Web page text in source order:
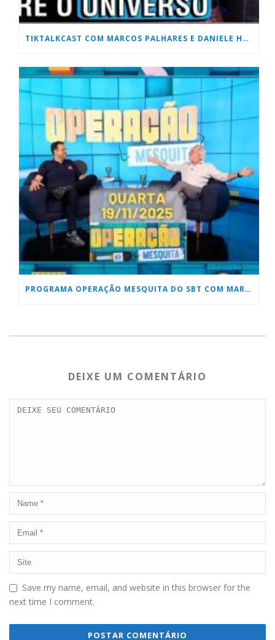
TIKTALKCAST COM MARCOS PALHARES E DANIELE HONORATO
PROGRAMA OPERAÇÃO MESQUITA DO SBT COM MARCOS PALHARES
DEIXE UM COMENTÁRIO
Save my name, email, and website in this browser for the
next time I comment.